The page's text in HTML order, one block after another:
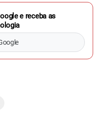
e receba as